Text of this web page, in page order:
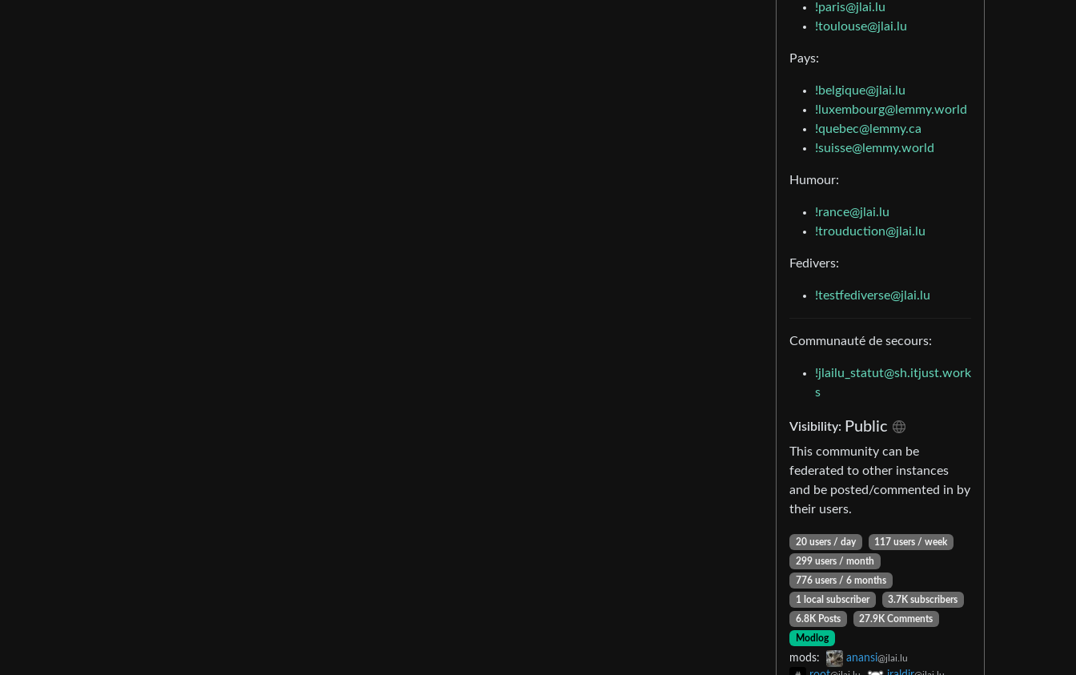
!paris@jlai.lu
!toulouse@jlai.lu
Pays:
!belgique@jlai.lu
!luxembourg@lemmy.world
!quebec@lemmy.ca
!suisse@lemmy.world
Humour:
!rance@jlai.lu
!trouduction@jlai.lu
Fedivers:
!testfediverse@jlai.lu
Communauté de secours:
!jlailu_statut@sh.itjust.work
s
Visibility: Public
This community can be
federated to other instances
and be posted/commented in by
their users.
20 users / day
117 users / week
299 users / month
776 users / 6 months
1 local subscriber
3.7K subscribers
6.8K Posts
27.9K Comments
Modlog
mods: anansi@jlai.lu